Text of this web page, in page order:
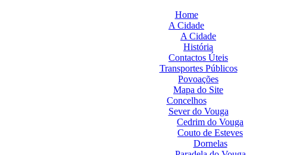
Home
A Cidade
A Cidade
História
Contactos Úteis
Transportes Públicos
Povoações
Mapa do Site
Concelhos
Sever do Vouga
Cedrim do Vouga
Couto de Esteves
Dornelas